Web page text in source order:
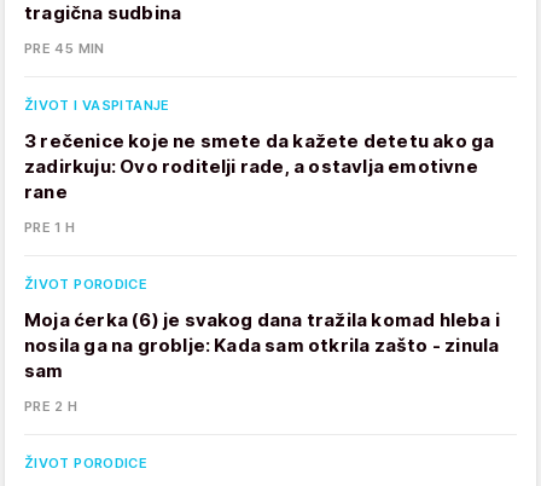
tragična sudbina
PRE 45 MIN
ŽIVOT I VASPITANJE
3 rečenice koje ne smete da kažete detetu ako ga
zadirkuju: Ovo roditelji rade, a ostavlja emotivne
rane
PRE 1 H
ŽIVOT PORODICE
Moja ćerka (6) je svakog dana tražila komad hleba i
nosila ga na groblje: Kada sam otkrila zašto - zinula
sam
PRE 2 H
ŽIVOT PORODICE